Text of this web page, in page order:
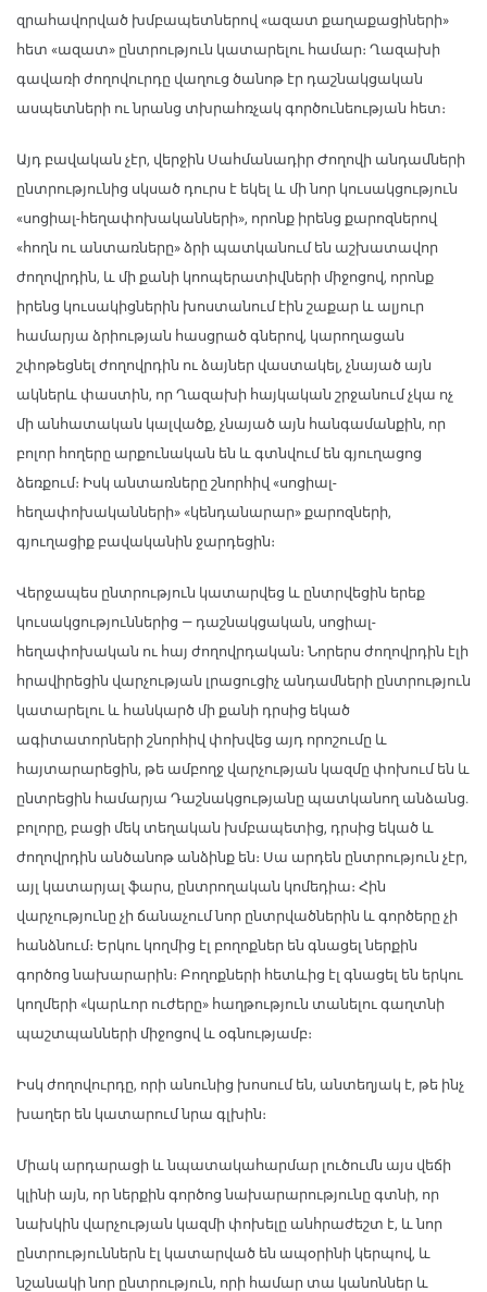
զրահավորված խմբապետներով «ազատ քաղաքացիների»
հետ «ազատ» ընտրություն կատարելու համար։ Ղազախի
գավառի ժողովուրդը վաղուց ծանոթ էր դաշնակցական
ասպետների ու նրանց տխրահռչակ գործունեության հետ։
Այդ բավական չէր, վերջին Սահմանադիր Ժողովի անդամների
ընտրությունից սկսած դուրս է եկել և մի նոր կուսակցություն
«սոցիալ-հեղափոխականների», որոնք իրենց քարոզներով
«հողն ու անտառները» ձրի պատկանում են աշխատավոր
ժողովրդին, և մի քանի կոոպերատիվների միջոցով, որոնք
իրենց կուսակիցներին խոստանում էին շաքար և ալյուր
համարյա ձրիության հասցրած գներով, կարողացան
շփոթեցնել ժողովրդին ու ձայներ վաստակել, չնայած այն
ակներև փաստին, որ Ղազախի հայկական շրջանում չկա ոչ
մի անհատական կալվածք, չնայած այն հանգամանքին, որ
բոլոր հողերը արքունական են և գտնվում են գյուղացոց
ձեռքում։ Իսկ անտառները շնորհիվ «սոցիալ-
հեղափոխականների» «կենդանարար» քարոզների,
գյուղացիք բավականին ջարդեցին։
Վերջապես ընտրություն կատարվեց և ընտրվեցին երեք
կուսակցություններից — դաշնակցական, սոցիալ-
հեղափոխական ու հայ ժողովրդական։ Նորերս ժողովրդին էլի
հրավիրեցին վարչության լրացուցիչ անդամների ընտրություն
կատարելու և հանկարծ մի քանի դրսից եկած
ագիտատորների շնորհիվ փոխվեց այդ որոշումը և
հայտարարեցին, թե ամբողջ վարչության կազմը փոխում են և
ընտրեցին համարյա Դաշնակցությանը պատկանող անձանց.
բոլորը, բացի մեկ տեղական խմբապետից, դրսից եկած և
ժողովրդին անծանոթ անձինք են։ Սա արդեն ընտրություն չէր,
այլ կատարյալ ֆարս, ընտրողական կոմեդիա։ Հին
վարչությունը չի ճանաչում նոր ընտրվածներին և գործերը չի
հանձնում։ Երկու կողմից էլ բողոքներ են գնացել ներքին
գործոց նախարարին։ Բողոքների հետևից էլ գնացել են երկու
կողմերի «կարևոր ուժերը» հաղթություն տանելու գաղտնի
պաշտպանների միջոցով և օգնությամբ։
Իսկ ժողովուրդը, որի անունից խոսում են, անտեղյակ է, թե ինչ
խաղեր են կատարում նրա գլխին։
Միակ արդարացի և նպատակահարմար լուծումն այս վեճի
կլինի այն, որ ներքին գործոց նախարարությունը գտնի, որ
նախկին վարչության կազմի փոխելը անհրաժեշտ է, և նոր
ընտրություններն էլ կատարված են ապօրինի կերպով, և
նշանակի նոր ընտրություն, որի համար տա կանոններ և